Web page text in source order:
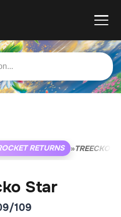
RETURNS »TREECKO
Star
109